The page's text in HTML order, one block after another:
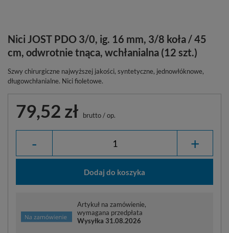
Nici JOST PDO 3/0, ig. 16 mm, 3/8 koła / 45
cm, odwrotnie tnąca, wchłanialna (12 szt.)
Szwy chirurgiczne najwyższej jakości, syntetyczne, jednowłóknowe,
długowchłanialne. Nici fioletowe.
79,52 zł brutto/op.
- +
Dodaj do koszyka
Artykuł na zamówienie,
wymagana przedpłata
Wysyłka 31.08.2026